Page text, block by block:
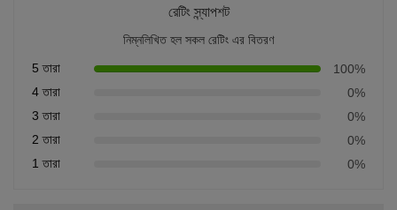
রেটিং স্ন্যাপশট
নিম্নলিখিত হল সকল রেটিং এর বিতরণ
5 তারা
100%
4 তারা
0%
3 তারা
0%
2 তারা
0%
1 তারা
0%